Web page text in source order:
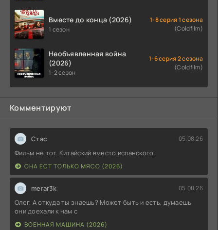
Вместе до конца (2026)
1 сезон
1-8 серия 1 сезона
(Coldfilm)
Необъявленная война
(2026)
1-2 сезон
1-6 серия 2 сезона
(Coldfilm)
Комментируют
Стас 05.08.26
Фильм не тот. Китайский вместо испанского.
ОНА ЕСТ ТОЛЬКО МЯСО (2026)
merar3k 05.08.26
Олег, А откуда ты знаешь? Может быть и есть, думаешь
они доехали к нам с
ВОЕННАЯ МАШИНА (2026)